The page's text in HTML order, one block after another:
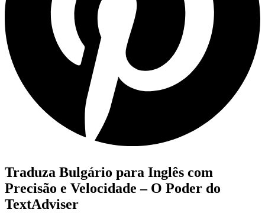
Traduza Bulgário para Inglês com
Precisão e Velocidade – O Poder do
TextAdviser